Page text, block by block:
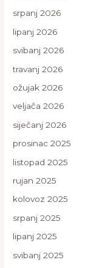
srpanj 2026
lipanj 2026
svibanj 2026
travanj 2026
ožujak 2026
veljača 2026
siječanj 2026
prosinac 2025
listopad 2025
rujan 2025
kolovoz 2025
srpanj 2025
lipanj 2025
svibanj 2025